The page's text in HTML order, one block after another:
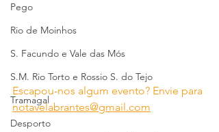
Pego
Rio de Moinhos
S. Facundo e Vale das Mós
S.M. Rio Torto e Rossio S. do Tejo
Tramagal
Desporto
Escapou-nos algum evento? Envie para
notavelabrantes@gmail.com